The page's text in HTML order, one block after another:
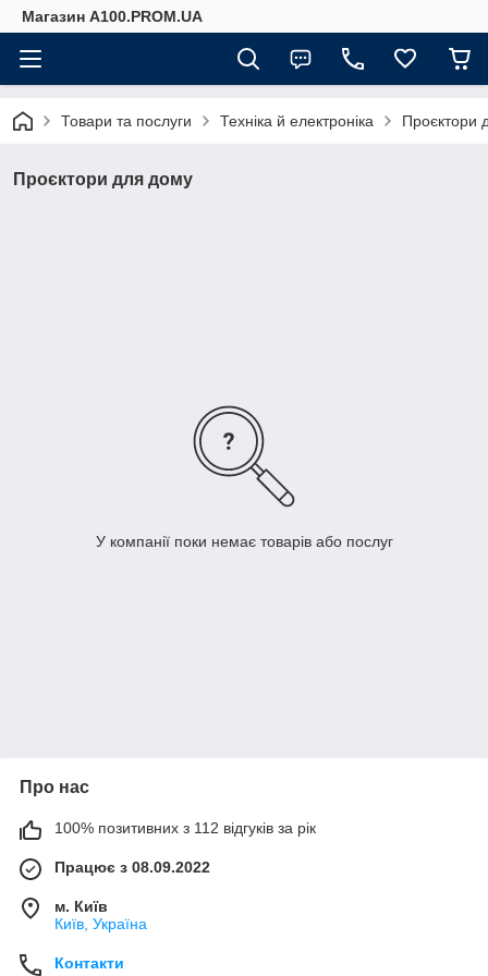
Магазин A100.PROM.UA
Товари та послуги Техніка й електроніка Проєктори
Проєктори для дому
У компанії поки немає товарів або послуг
Про нас
100% позитивних з 112 відгуків за рік
Працює з 08.09.2022
м. Київ
Київ, Україна
Контакти